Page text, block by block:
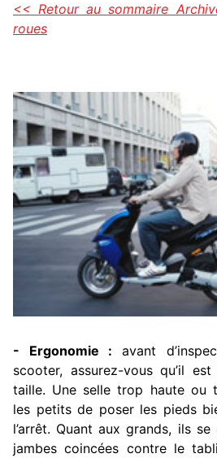
<< Retour au sommaire
roues
- Ergonomie : avant
scooter, assurez-vous qu’il
taille. Une selle trop haute ou
les petits de poser les pieds
l’arrêt. Quant aux grands, ils
jambes coincées contre le